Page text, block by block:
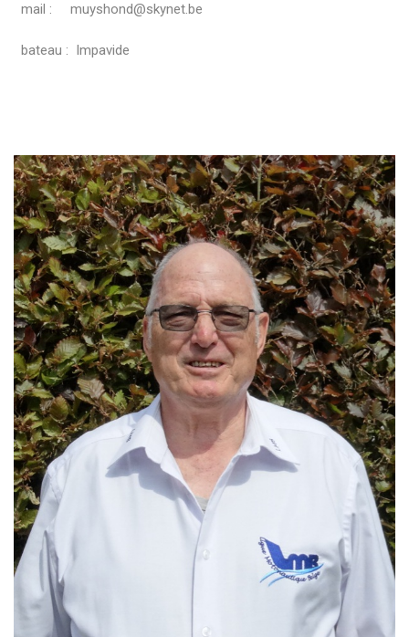
mail : muyshond@skynet.be
bateau : Impavide